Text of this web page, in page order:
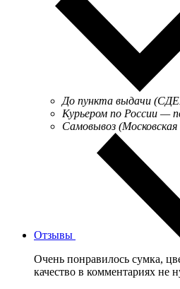
До пункта выдачи
Курьером по России
Самовывоз
Отзывы
Очень понравилось сумка,
качество в комментариях не